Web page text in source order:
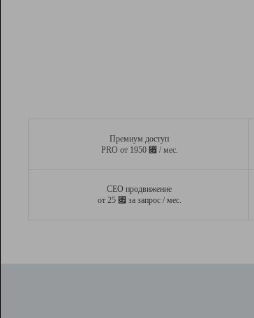
Премиум доступ
PRO от 1950 ⃏ / мес.
СЕО продвижение
от 25 ⃏ за запрос / мес.